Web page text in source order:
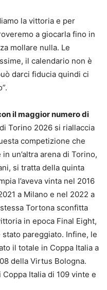
la vittoria e per
a giocarla fino in
mollare nulla. Le
il calendario non è
darci fiducia quindi ci
il maggior numero di
Torino 2026 si riallaccia
competizione che
un’altra arena di Torino,
si tratta della quinta
l’aveva vinta nel 2016
a Milano e nel 2022 a
Tortona sconfitta
in epoca Final Eight,
pareggiato. Infine, le
il totale in Coppa Italia a
della Virtus Bologna.
Coppa Italia di 109 vinte e